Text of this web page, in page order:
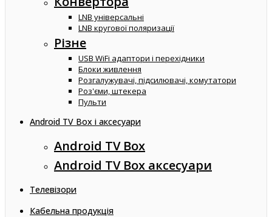
LNB універсальні
LNB кругової поляризації
Різне
USB WiFi адаптори і перехідники
Блоки живлення
Розгалужувачі, підсилювачі, комутатори
Роз'єми, штекера
Пульти
Android TV Box і аксесуари
Android TV Box
Android TV Box аксесуари
Телевізори
Кабельна продукція